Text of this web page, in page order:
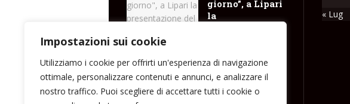
Impostazioni sui cookie
Utilizziamo i cookie per offrirti un'esperienza di navigazione
ottimale, personalizzare contenuti e annunci, e analizzare il
nostro traffico. Puoi scegliere di accettare tutti i cookie o
giorno”, a Lipari
la
6 AGOSTO 2026
« Lug